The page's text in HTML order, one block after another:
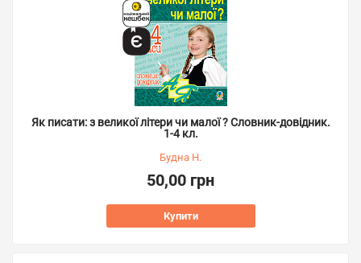
Як писати: з великої літери чи малої ? Словник-довідник.
1-4 кл.
Будна Н.
50,00 грн
Купити